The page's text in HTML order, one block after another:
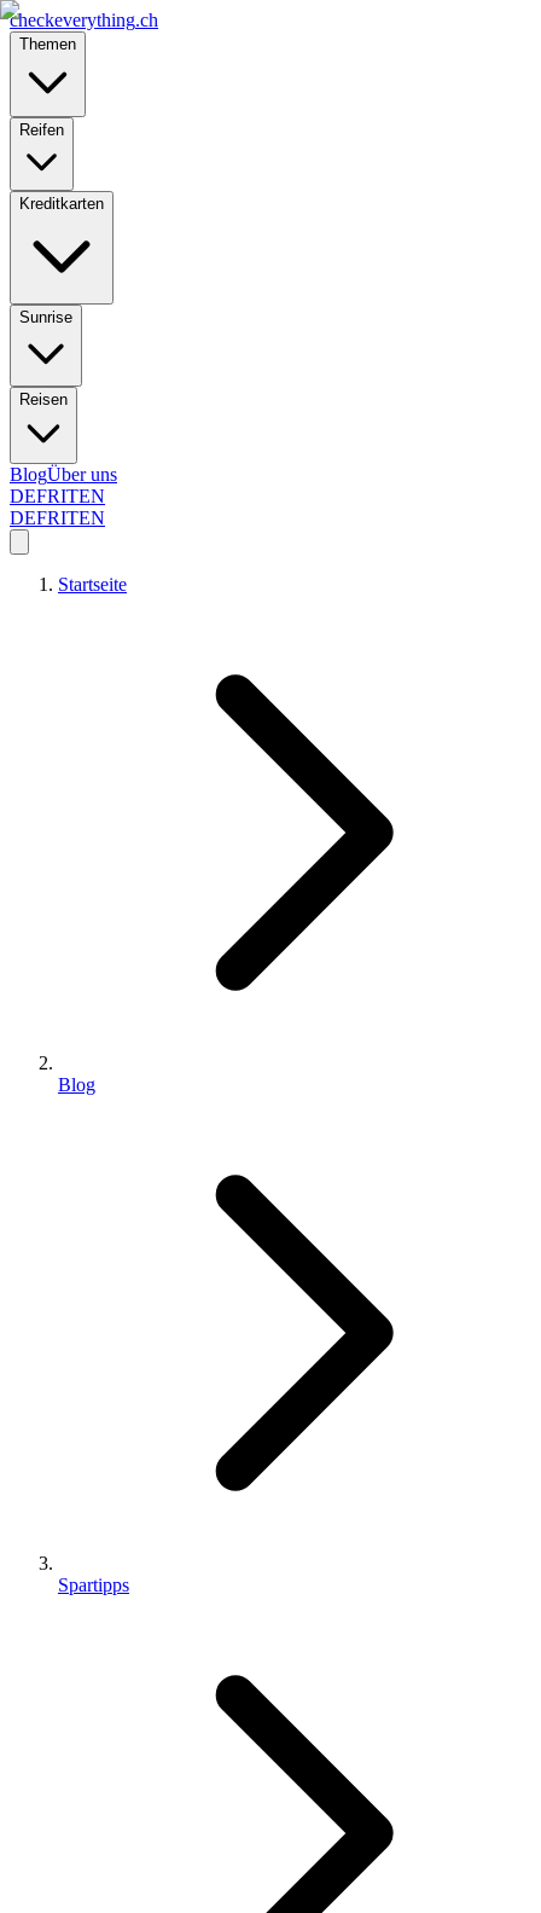
checkeverything.ch
Themen
Reifen
Kreditkarten
Sunrise
Reisen
BlogÜber uns
DEFRITEN
DEFRITEN
Startseite
Blog
Spartipps